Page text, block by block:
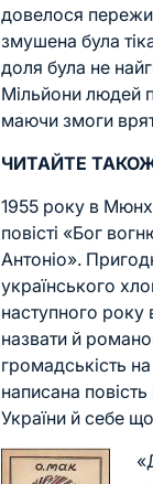
довелося
змушена була
доля була не
Мільйони людей
маючи змоги
ЧИТАЙТЕ
1955 року в
повісті «Бог
Антоніо».
українського
наступного року
назвати й
громадськість
написана
України й себе